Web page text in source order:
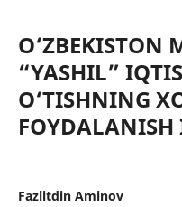
O‘ZBEKISTON
“YASHIL”
O‘TISHNING
Fazlitdin Aminov